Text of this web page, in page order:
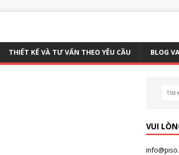
THIẾT KẾ VÀ TƯ VẤN THEO YÊU CẦU BLOG
VUI